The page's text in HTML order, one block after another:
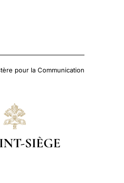
pour la Communication
SIÈGE